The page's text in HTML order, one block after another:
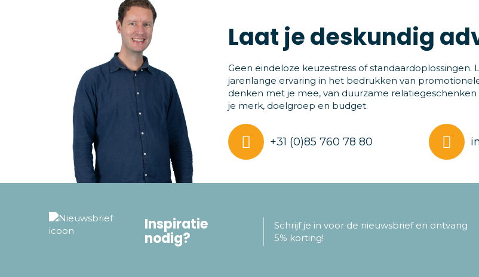
Laat je deskundig
Geen eindeloze keuzestress of
jarenlange ervaring in het bedrukken van
denken met je mee, van duurzame
je merk, doelgroep en budget.
+31 (0)85 760 78 80
Inspiratie
nodig?
Schrijf je in voor de nieuwsbrief en ontvang
5% korting!